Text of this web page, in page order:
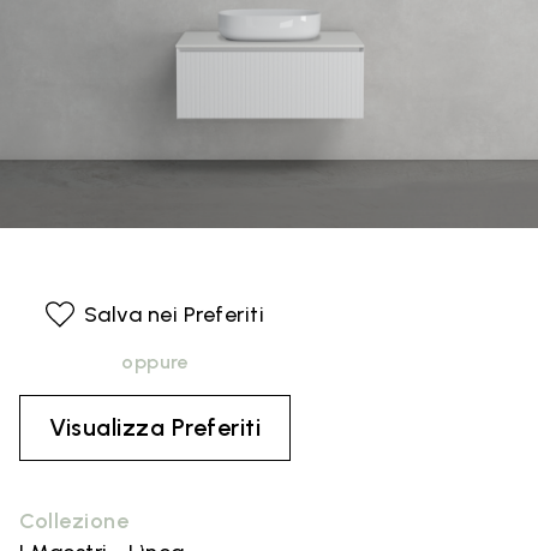
Collezione
Salva nei Preferiti
oppure
Visualizza Preferiti